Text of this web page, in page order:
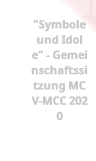
"Symbole
und Idol
e" - Gemei
nschaftssi
tzung MC
V-MCC 202
0